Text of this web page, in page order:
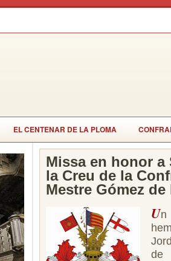
EL CENTENAR DE LA PLOMA
Missa en honor
la Creu de la
Mestre Gómez de
Un
de